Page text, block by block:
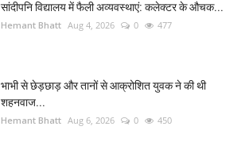
सांदीपनि विद्यालय में फैली अव्यवस्थाएं: कलेक्टर के औचक...
Hemant Bhatt Aug 4, 2026 0 477
भाभी से छेड़छाड़ और तानों से आक्रोशित युवक ने की थी
शहनवाज...
Hemant Bhatt Aug 6, 2026 0 450